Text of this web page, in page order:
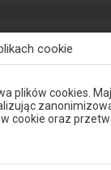
usterkę
na
cookie
plików cookies.
cookie oraz